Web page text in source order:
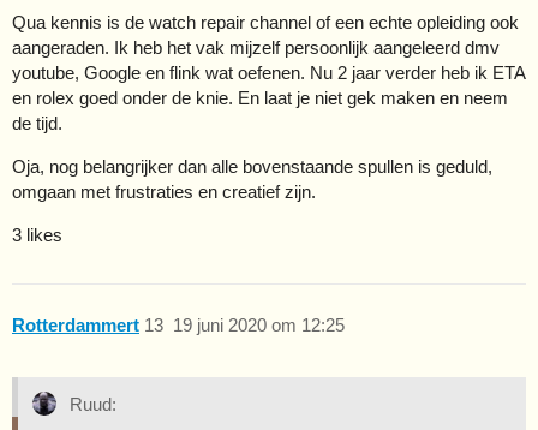
Qua kennis is de watch repair channel of een echte opleiding ook
aangeraden. Ik heb het vak mijzelf persoonlijk aangeleerd dmv
youtube, Google en flink wat oefenen. Nu 2 jaar verder heb ik ETA
en rolex goed onder de knie. En laat je niet gek maken en neem
de tijd.
Oja, nog belangrijker dan alle bovenstaande spullen is geduld,
omgaan met frustraties en creatief zijn.
3 likes
Rotterdammert 19 juni 2020 om 12:25
13
Ruud: